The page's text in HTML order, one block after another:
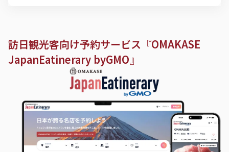
訪日観光客向け予約サービス『OMAKASE
JapanEatinerary byGMO』